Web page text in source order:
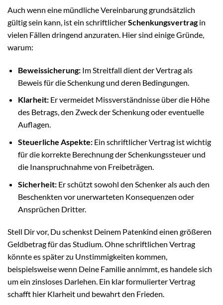
Auch wenn eine mündliche Vereinbarung grundsätzlich
gültig sein kann, ist ein schriftlicherSchenkungsvertragin
vielen Fällen dringend anzuraten. Hier sind einige Gründe,
warum:
Beweissicherung:Im Streitfall dient der Vertrag als
Beweis für die Schenkung und deren Bedingungen.
Klarheit:Er vermeidet Missverständnisse über die Höhe
des Betrags, den Zweck der Schenkung oder eventuelle
Auflagen.
Steuerliche Aspekte:Ein schriftlicher Vertrag ist wichtig
für die korrekte Berechnung der Schenkungssteuer und
die Inanspruchnahme von Freibeträgen.
Sicherheit:Er schützt sowohl den Schenker als auch den
Beschenkten vor unerwarteten Konsequenzen oder
Ansprüchen Dritter.
Stell Dir vor, Du schenkst Deinem Patenkind einen größeren
Geldbetrag für das Studium. Ohne schriftlichen Vertrag
könnte es später zu Unstimmigkeiten kommen,
beispielsweise wenn Deine Familie annimmt, es handele sich
um ein zinsloses Darlehen. Ein klar formulierter Vertrag
schafft hier Klarheit und bewahrt den Frieden.